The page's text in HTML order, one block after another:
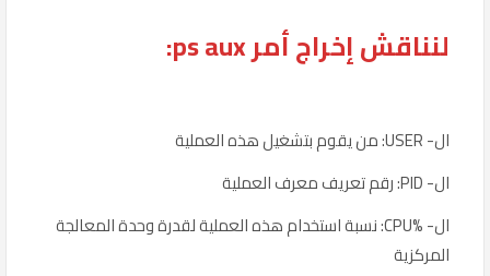
لنناقش إخراج أمر ps aux:
ال- USER: من يقوم بتشغيل هذه العملية
ال- PID: رقم تعريف معرف العملية
ال- %CPU: نسبة استخدام هذه العملية لقدرة وحدة المعالجة
المركزية